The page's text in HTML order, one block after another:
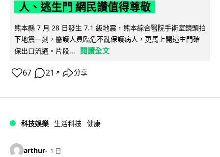
人、逃生門 網民讚值得尊敬
熊本縣 7 月 28 日發生 7.1 級地震，熊本綜合醫院手術室鏡頭拍
下地震一刻，醫護人員臨危不亂保護病人，更馬上開逃生門確
保出口流通。片段...
閱讀全文
67 21 ↗ 分享
科技娛樂 生活科技 健康
arthur 1 日